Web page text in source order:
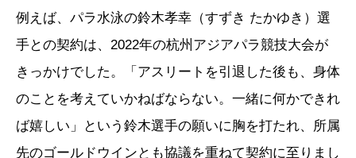
例えば、パラ水泳の鈴木孝幸（すずき たかゆき）選
手との契約は、2022年の杭州アジアパラ競技大会が
きっかけでした。「アスリートを引退した後も、身体
のことを考えていかねばならない。一緒に何かできれ
ば嬉しい」という鈴木選手の願いに胸を打たれ、所属
先のゴールドウインとも協議を重ねて契約に至りまし